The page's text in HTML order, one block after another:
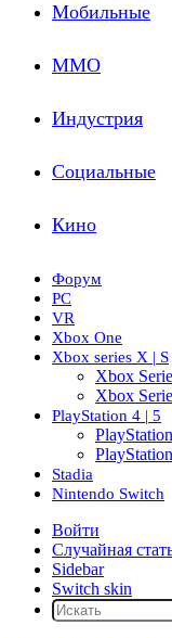
Мобильные
ММО
Индустрия
Социальные
Кино
Форум
PC
VR
Xbox One
Xbox series X | S
Xbox
Xbox
PlayStation 4 | 5
Stadia
Nintendo Switch
Войти
Случайная
Sidebar
Switch skin